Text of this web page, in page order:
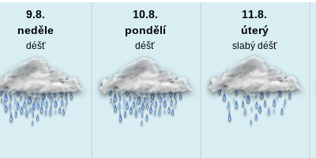
9.8.
neděle
déšť
10.8.
pondělí
déšť
11.8.
úterý
slabý déšť